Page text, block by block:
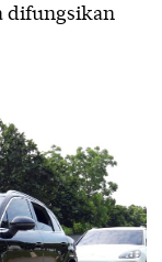
difungsikan